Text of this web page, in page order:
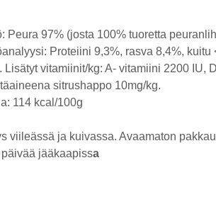
Peura 97% (josta 100% tuoretta
Proteiini 9,3%, rasva 8,4%,
Lisätyt vitamiinit/kg: A- vitamiini 2200 IU,
sitrushappo 10mg/kg.
114 kcal/100g
viileässä ja kuivassa. Avaamaton
jääkaapissa